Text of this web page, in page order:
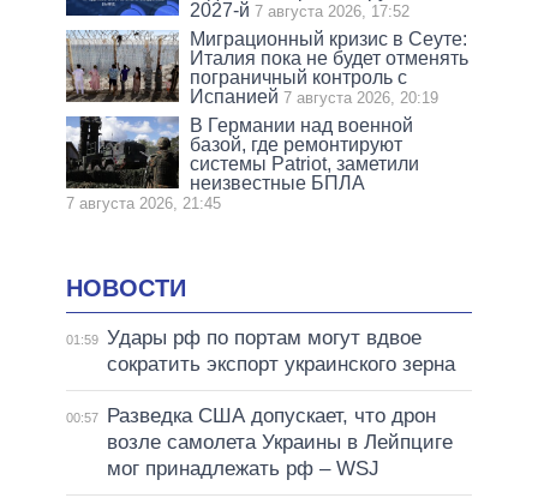
2027-й 7 августа 2026, 17:52
Миграционный кризис в Сеуте:
Италия пока не будет отменять
пограничный контроль с
Испанией 7 августа 2026, 20:19
В Германии над военной
базой, где ремонтируют
системы Patriot, заметили
неизвестные БПЛА
7 августа 2026, 21:45
НОВОСТИ
01:59 Удары рф по портам могут вдвое
сократить экспорт украинского зерна
00:57
Разведка США допускает, что дрон
возле самолета Украины в Лейпциге
мог принадлежать рф – WSJ